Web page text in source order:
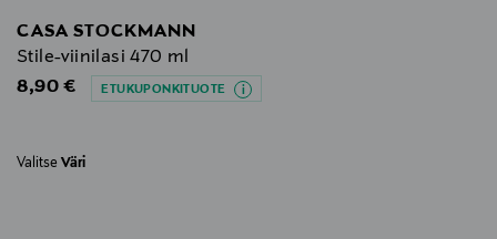
CASA STOCKMANN
Stile-viinilasi 470 ml
Original Price
8,90 € ETUKUPONKITUOTE
Valitse Väri